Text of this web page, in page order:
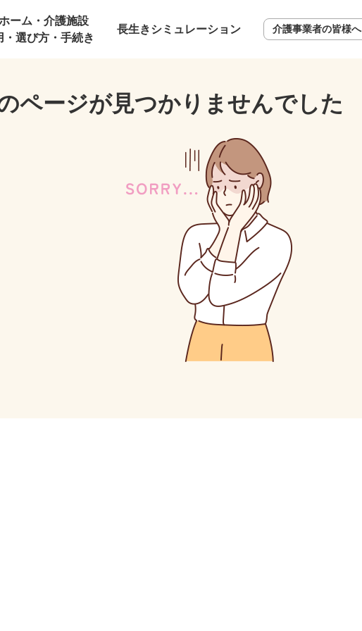
ーム・介護施設
・選び方・手続き
長生きシミュレーション 介護事業者の皆様へ
ページが見つかりませんでした